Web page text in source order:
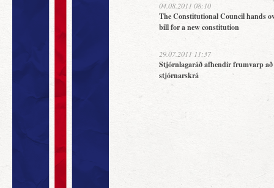
04.08.2011 08:10
The Constitutional Council hands
bill for a new constitution
29.07.2011 11:37
Stjórnlagaráð afhendir frumvarp
stjórnarskrá